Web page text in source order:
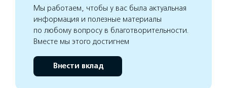
Мы работаем, чтобы у вас была актуальная
информация и полезные материалы
по любому вопросу в благотворительности.
Вместе мы этого достигнем
Внести вклад